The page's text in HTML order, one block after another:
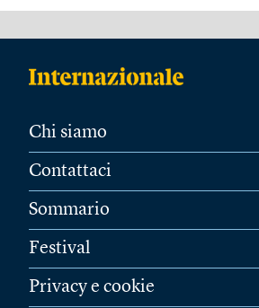
Chi siamo
Contattaci
Sommario
Festival
Privacy e cookie